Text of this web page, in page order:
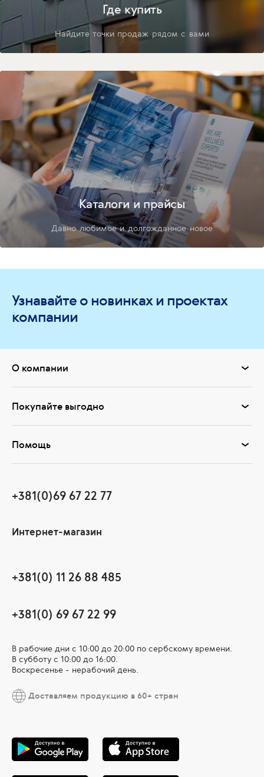
Где купить
Найдите точки продаж рядом с вами
Каталоги и прайсы
Давно любимое и долгожданное новое
Узнавайте о новинках и проектах
компании
О компании
Покупайте выгодно
Помощь
+381(0)69 67 22 77
Интернет-магазин
+381(0) 11 26 88 485
+381(0) 69 67 22 99
В рабочие дни c 10:00 до 20:00 по сербскому времени.
В субботу с 10:00 дo 16:00.
Воскресенье - нерабочий день.
Доставляем продукцию в 60+ стран